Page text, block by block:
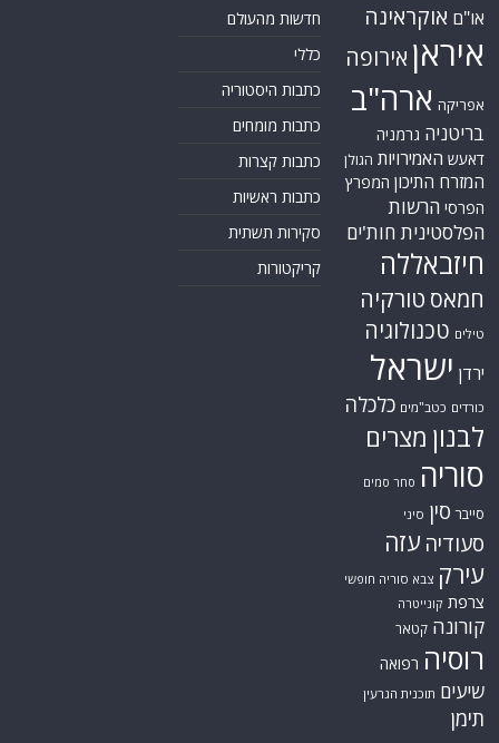
או"ם אוקראינה
איראן אירופה
אפריקה ארה"ב
בריטניה גרמניה
דאעש האמירויות הגולן
המזרח התיכון המפרץ
הפרסי הרשות
הפלסטינית חות'ים
חיזבאללה
חמאס טורקיה
טילים טכנולוגיה
ירדן ישראל
כורדים כטב"מים כלכלה
לבנון מצרים
סוריה סחר סמים
סייבר סין סיני
סעודיה עזה
עירק צבא סוריה חופשי
צרפת קונייטרה
קורונה קטאר
רוסיה רפואה
שיעים תוכנית הגרעין
תימן
חדשות מהעולם
כללי
כתבות היסטוריה
כתבות מומחים
כתבות קצרות
כתבות ראשיות
סקירות תשתית
קריקטורות